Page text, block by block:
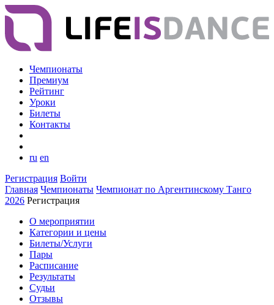
Чемпионаты
Премиум
Рейтинг
Уроки
Билеты
Контакты
ru en
Регистрация Войти
Главная Чемпионаты Чемпионат по Аргентинскому Танго
2026 Регистрация
О мероприятии
Категории и цены
Билеты/Услуги
Пары
Расписание
Результаты
Судьи
Отзывы